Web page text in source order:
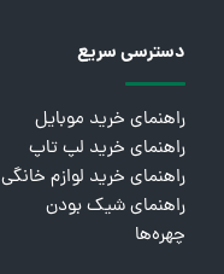
دسترسی سریع
راهنمای خرید موبایل
راهنمای خرید لپ تاپ
راهنمای خرید لوازم خانگی
راهنمای شیک بودن
چهره‌ها